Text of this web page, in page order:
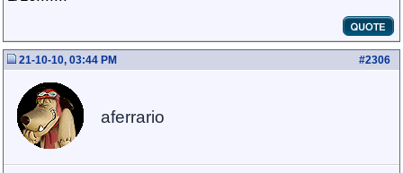
#2306
21-10-10, 03:44 PM
aferrario